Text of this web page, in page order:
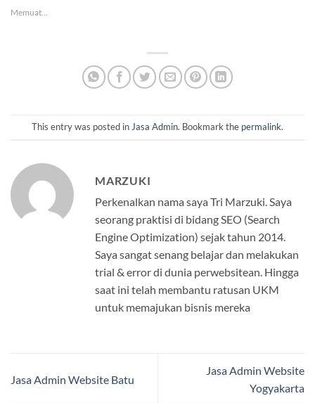
Memuat...
This entry was posted inJasa Admin. Bookmark the permalink.
MARZUKI
Perkenalkan nama saya Tri Marzuki. Saya
seorang praktisi di bidang SEO (Search
Engine Optimization) sejak tahun 2014.
Saya sangat senang belajar dan melakukan
trial & error di dunia perwebsitean. Hingga
saat ini telah membantu ratusan UKM
untuk memajukan bisnis mereka
Jasa Admin Website Batu
Jasa Admin Website
Yogyakarta